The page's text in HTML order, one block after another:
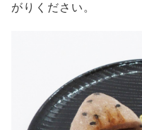
がりください。